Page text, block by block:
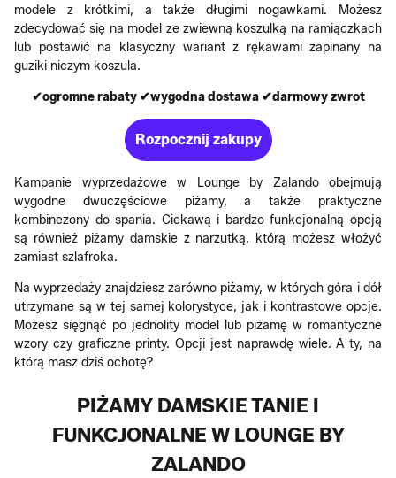
modele z krótkimi, a także długimi nogawkami. Możesz
zdecydować się na model ze zwiewną koszulką na ramiączkach
lub postawić na klasyczny wariant z rękawami zapinany na
guziki niczym koszula.
✔ogromne rabaty ✔wygodna dostawa ✔darmowy zwrot
Rozpocznij zakupy
Kampanie wyprzedażowe w Lounge by Zalando obejmują
wygodne dwuczęściowe piżamy, a także praktyczne
kombinezony do spania. Ciekawą i bardzo funkcjonalną opcją
są również piżamy damskie z narzutką, którą możesz włożyć
zamiast szlafroka.
Na wyprzedaży znajdziesz zarówno piżamy, w których góra i dół
utrzymane są w tej samej kolorystyce, jak i kontrastowe opcje.
Możesz sięgnąć po jednolity model lub piżamę w romantyczne
wzory czy graficzne printy. Opcji jest naprawdę wiele. A ty, na
którą masz dziś ochotę?
PIŻAMY DAMSKIE TANIE I
FUNKCJONALNE W LOUNGE BY
ZALANDO